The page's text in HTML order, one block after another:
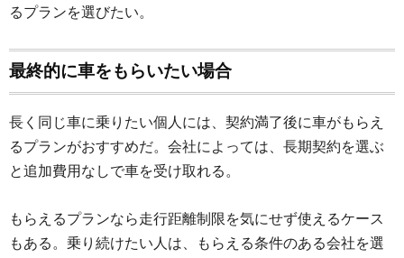
るプランを選びたい。
最終的に車をもらいたい場合
長く同じ車に乗りたい個人には、契約満了後に車がもらえ
るプランがおすすめだ。会社によっては、長期契約を選ぶ
と追加費用なしで車を受け取れる。
もらえるプランなら走行距離制限を気にせず使えるケース
もある。乗り続けたい人は、もらえる条件のある会社を選